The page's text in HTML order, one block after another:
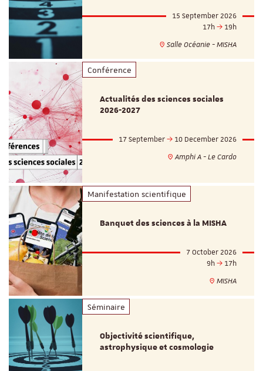
15 September 2026
17h
19h
Salle Océanie - MISHA
Conférence
Actualités des sciences sociales
2026-2027
17 September
10 December 2026
Amphi A - Le Cardo
Manifestation scientifique
Banquet des sciences à la MISHA
7 October 2026
9h
17h
MISHA
Séminaire
Objectivité scientifique,
astrophysique et cosmologie